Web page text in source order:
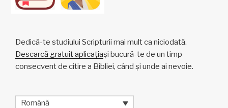
Dedică-te studiului Scripturii mai mult ca niciodată.
Descarcă gratuit aplicațiași bucură-te de un timp
consecvent de citire a Bibliei, când și unde ai nevoie.
Română